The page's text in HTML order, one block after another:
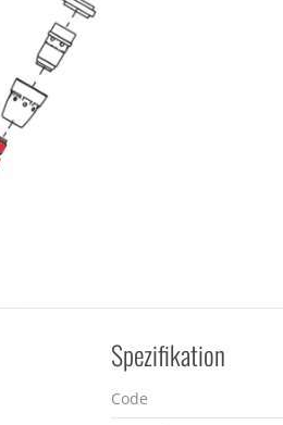
Spezifikation
Code